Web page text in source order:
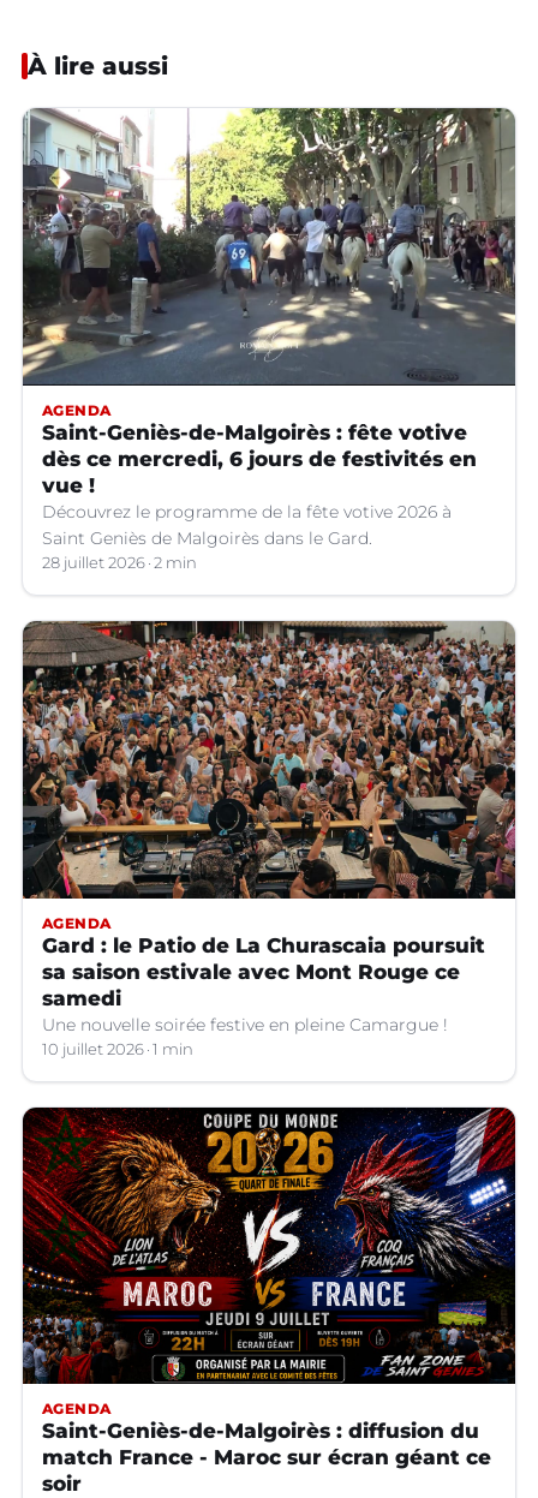
À lire aussi
AGENDA
Saint-Geniès-de-Malgoirès : fête votive
dès ce mercredi, 6 jours de festivités en
vue !
Découvrez le programme de la fête votive 2026 à
Saint Geniès de Malgoirès dans le Gard.
28 juillet 2026 2 min
AGENDA
Gard : le Patio de La Churascaia poursuit
sa saison estivale avec Mont Rouge ce
samedi
Une nouvelle soirée festive en pleine Camargue !
10 juillet 2026 1 min
AGENDA
Saint-Geniès-de-Malgoirès : diffusion du
match France - Maroc sur écran géant ce
soir